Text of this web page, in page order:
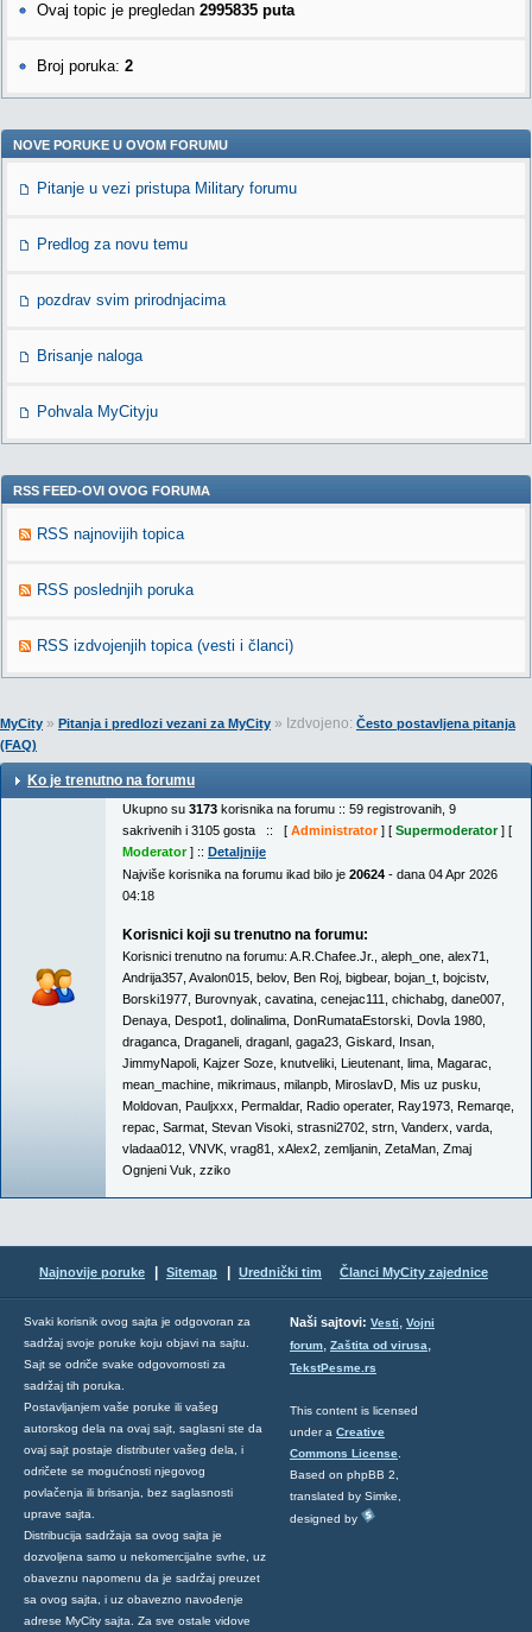
Ovaj topic je pregledan 2995835 puta
Broj poruka: 2
NOVE PORUKE U OVOM FORUMU
Pitanje u vezi pristupa Military forumu
Predlog za novu temu
pozdrav svim prirodnjacima
Brisanje naloga
Pohvala MyCityju
RSS FEED-OVI OVOG FORUMA
RSS najnovijih topica
RSS poslednjih poruka
RSS izdvojenjih topica (vesti i članci)
MyCity » Pitanja i predlozi vezani za MyCity » Izdvojeno: Često postavljena pitanja
(FAQ)
Ko je trenutno na forumu
Ukupno su 3173 korisnika na forumu :: 59 registrovanih, 9
sakrivenih i 3105 gosta :: [ Administrator] [ Supermoderator] [
Moderator] :: Detaljnije
Najviše korisnika na forumu ikad bilo je 20624 - dana 04 Apr 2026
04:18
Korisnici koji su trenutno na forumu:
Korisnici trenutno na forumu: A.R.Chafee.Jr. aleph_one alex71
Andrija357 Avalon015 belov, Ben Roj bigbear, bojan_t bojcistv,
Borski1977 Burovnyak cavatina cenejac111 chichabg dane007
Denaya Despot1 dolinalima DonRumataEstorski Dovla 1980
draganca Draganeli draganl gaga23 Giskard Insan
JimmyNapoli Kajzer Soze knutveliki Lieutenant lima Magarac
mean_machine mikrimaus milanpb MiroslavD Mis uz pusku
Moldovan Pauljxxx Permaldar, Radio operater, Ray1973 Remarqe
repac Sarmat Stevan Visoki strasni2702 strn Vanderx varda
vladaa012 VNVK vrag81 xAlex2 zemljanin ZetaMan Zmaj
Ognjeni Vuk zziko
Najnovije poruke Sitemap Urednički tim Članci MyCity zajednice
Svaki korisnik ovog sajta je odgovoran za
sadržaj svoje poruke koju objavi na sajtu.
Sajt se odriče svake odgovornosti za
sadržaj tih poruka.
Postavljanjem vaše poruke ili vašeg
autorskog dela na ovaj sajt, saglasni ste da
ovaj sajt postaje distributer vašeg dela, i
odričete se mogućnosti njegovog
povlačenja ili brisanja, bez saglasnosti
uprave sajta.
Distribucija sadržaja sa ovog sajta je
dozvoljena samo u nekomercijalne svrhe, uz
obaveznu napomenu da je sadržaj preuzet
sa ovog sajta, i uz obavezno navođenje
adrese MyCity sajta. Za sve ostale vidove
Naši sajtovi: Vesti, Vojni
forum, Zaštita od virusa,
TekstPesme.rs
This content is licensed
under a Creative
Commons License
Based on phpBB 2,
translated by Simke,
designed by